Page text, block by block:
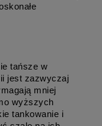
tańsze w
jest zazwyczaj
mniej
wyższych
tankowanie i